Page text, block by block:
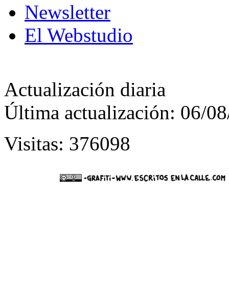
Newsletter
El Webstudio
Actualización diaria
Última actualización: 06/
Visitas: 376098